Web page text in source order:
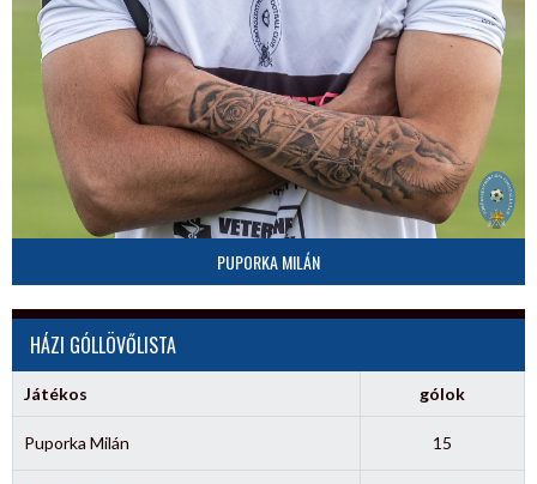
PUPORKA MILÁN
HÁZI GÓLLÖVŐLISTA
Játékos gólok
Puporka Milán 15